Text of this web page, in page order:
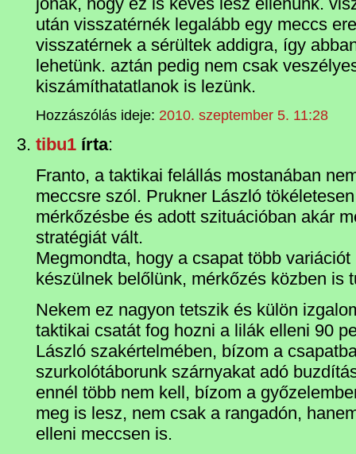
után visszatérnék legalább egy meccs
visszatérnek a sérültek addigra, így
lehetünk. aztán pedig nem csak
kiszámíthatatlanok is lezünk.
Hozzászólás ideje: 2010. szeptember 5. 11:28
tibu1 írta:
Franto, a taktikai felállás mostanában
meccsre szól. Prukner László
mérkőzésbe és adott szituációban akár
stratégiát vált.
Megmondta, hogy a csapat több
készülnek belőlünk, mérkőzés közben is
Nekem ez nagyon tetszik és külön
taktikai csatát fog hozni a lilák elleni 90
László szakértelmében, bízom a
szurkolótáborunk szárnyakat adó
ennél több nem kell, bízom a
meg is lesz, nem csak a rangadón,
elleni meccsen is.